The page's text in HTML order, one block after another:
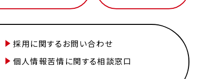
採用に関するお問い合わせ
個人情報苦情に関する相談窓口